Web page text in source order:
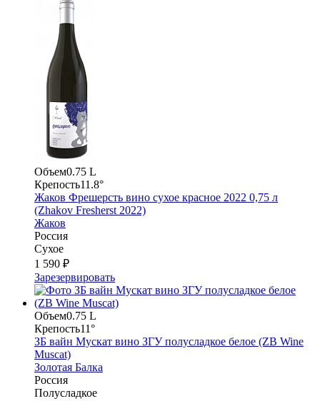
Объем0.75 L
Крепость11.8°
Жаков Фрешерсть вино сухое красное 2022 0,75 л
(Zhakov Fresherst 2022)
Жаков
Россия
Сухое
1 590 ₽
Зарезервировать
Объем0.75 L
Крепость11°
ЗБ вайн Мускат вино ЗГУ полусладкое белое (ZB Wine
Muscat)
Золотая Балка
Россия
Полусладкое